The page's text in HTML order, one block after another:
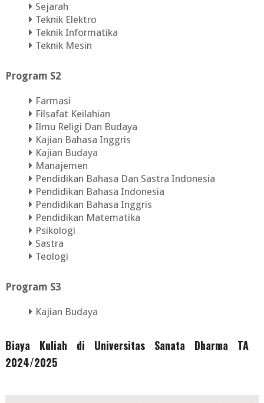
Sejarah
Teknik Elektro
Teknik Informatika
Teknik Mesin
Program S2
Farmasi
Filsafat Keilahian
Ilmu Religi Dan Budaya
Kajian Bahasa Inggris
Kajian Budaya
Manajemen
Pendidikan Bahasa Dan Sastra Indonesia
Pendidikan Bahasa Indonesia
Pendidikan Bahasa Inggris
Pendidikan Matematika
Psikologi
Sastra
Teologi
Program S3
Kajian Budaya
Biaya Kuliah di Universitas Sanata Dharma TA
2024/2025